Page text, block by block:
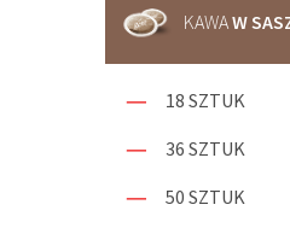
KAWAW
18 SZTUK
36 SZTUK
50 SZTUK